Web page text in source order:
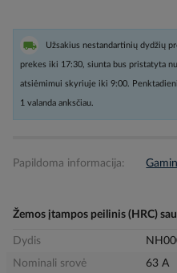
Užsakius nestandartinių dydžių
prekes iki 17:30, siunta bus pristatyta
atsiėmimui skyriuje iki 9:00.
1 valanda anksčiau.
Papildoma informacija:
Žemos įtampos peilinis (HRC)
Dydis
Nominali srovė
63 A